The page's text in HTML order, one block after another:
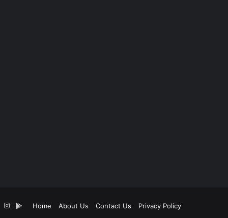
Home About Us Contact Us Privacy Policy
Instagram
App